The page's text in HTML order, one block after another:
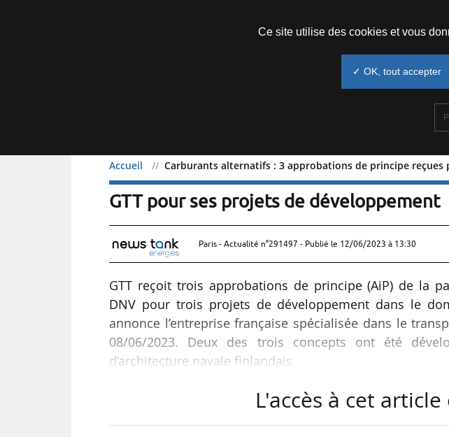
Accueil Carburants alternatifs : 3 approbations de principe reçues
Carburants alternatifs : 3 approbations
GTT pour ses projets de développement
Paris - Actualité n°291497 - Publié le 12/06/2023 à 13:30
GTT reçoit trois approbations de principe (AiP) de la
DNV pour trois projets de développement dans le
annonce l’entreprise française spécialisée dans le
08/06/2023. Deux des trois concepts ont été
d’architecture navale finlandais.
Les approbations de principe portent sur les concepts
L'accès à cet
Ce site utilise des cookies et vous
✓ OK, tout accepter